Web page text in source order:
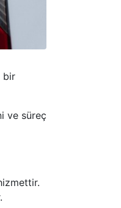
bir
ve süreç